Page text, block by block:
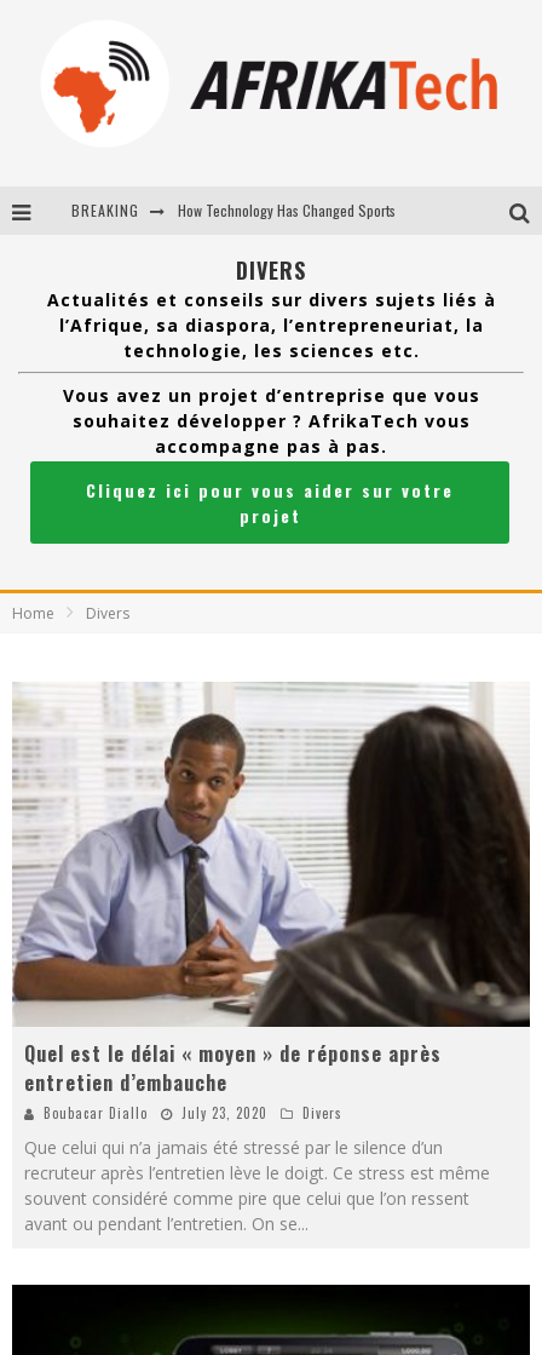
BREAKING
New to online sports betting? Consider These Tips to Play Your First Online Sports Betting Successfully
How Technology Has Changed Sports
DIVERS
Actualités et conseils sur divers sujets liés à
l’Afrique, sa diaspora, l’entrepreneuriat, la
technologie, les sciences etc.
Vous avez un projet d’entreprise que vous
souhaitez développer ? AfrikaTech vous
accompagne pas à pas.
Cliquez ici pour vous aider sur votre
projet
Home Divers
Quel est le délai « moyen » de réponse après
entretien d’embauche
Boubacar Diallo July 23, 2020 Divers
Que celui qui n’a jamais été stressé par le silence d’un
recruteur après l’entretien lève le doigt. Ce stress est même
souvent considéré comme pire que celui que l’on ressent
avant ou pendant l’entretien. On se...